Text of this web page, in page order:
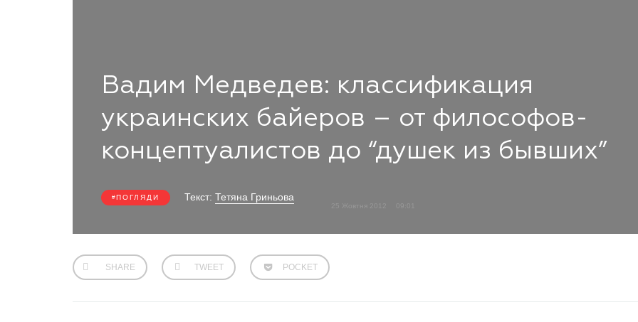
Вадим Медведев: классификация
украинских байеров – от философов-
концептуалистов до “душек из бывших”
ПОГЛЯДИ Текст: Тетяна Гриньова
25 Жовтня 2012 09:01
SHARE TWEET POCKET